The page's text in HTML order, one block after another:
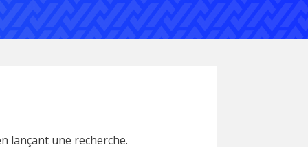
lançant une recherche.